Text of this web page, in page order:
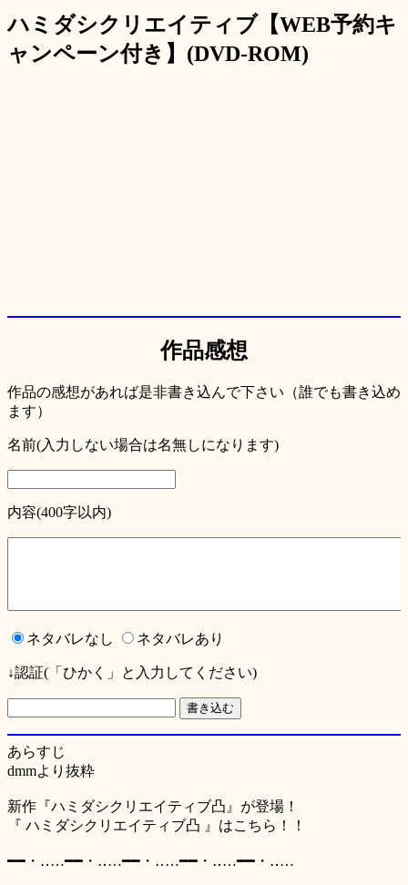
ハミダシクリエイティブ【WEB予約キ
ャンペーン付き】(DVD-ROM)
作品感想
作品の感想があれば是非書き込んで下さい（誰でも書き込め
ます）
名前(入力しない場合は名無しになります)
内容(400字以内)
ネタバレなし ネタバレあり
↓認証(「ひかく」と入力してください)
あらすじ
dmmより抜粋
新作『ハミダシクリエイティブ凸』が登場！
『 ハミダシクリエイティブ凸 』はこちら！！
━━・‥…━━・‥…━━・‥…━━・‥…━━・‥…